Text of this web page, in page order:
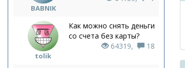
BABNIK
tolik
Как можно снять деньги
со счета без карты?
64319,
18